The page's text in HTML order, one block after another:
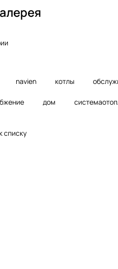
navien котлы
дом
списку